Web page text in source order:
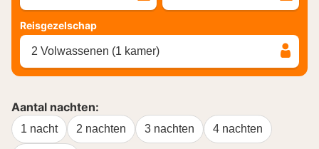
Reisgezelschap
2 Volwassenen (1 kamer)
Aantal nachten:
1 nacht 2 nachten 3 nachten 4 nachten